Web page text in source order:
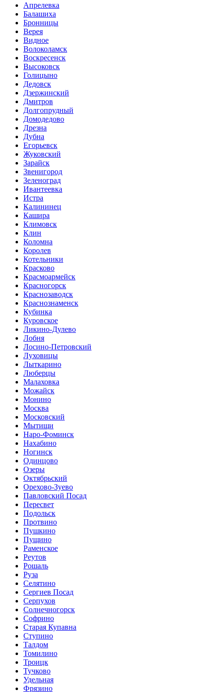
Апрелевка
Балашиха
Бронницы
Верея
Видное
Волоколамск
Воскресенск
Высоковск
Голицыно
Дедовск
Дзержинский
Дмитров
Долгопрудный
Домодедово
Дрезна
Дубна
Егорьевск
Жуковский
Зарайск
Звенигород
Зеленоград
Ивантеевка
Истра
Калининец
Кашира
Климовск
Клин
Коломна
Королев
Котельники
Красково
Красмоармейск
Красногорск
Краснозаводск
Краснознаменск
Кубинка
Куровское
Ликино-Дулево
Лобня
Лосино-Петровский
Луховицы
Лыткарино
Люберцы
Малаховка
Можайск
Монино
Москва
Московский
Мытищи
Наро-Фоминск
Нахабино
Ногинск
Одинцово
Озеры
Октябрьский
Орехово-Зуево
Павловский Посад
Пересвет
Подольск
Протвино
Пушкино
Пущино
Раменское
Реутов
Рошаль
Руза
Селятино
Сергиев Посад
Серпухов
Солнечногорск
Софрино
Старая Купавна
Ступино
Талдом
Томилино
Троицк
Тучково
Удельная
Фрязино